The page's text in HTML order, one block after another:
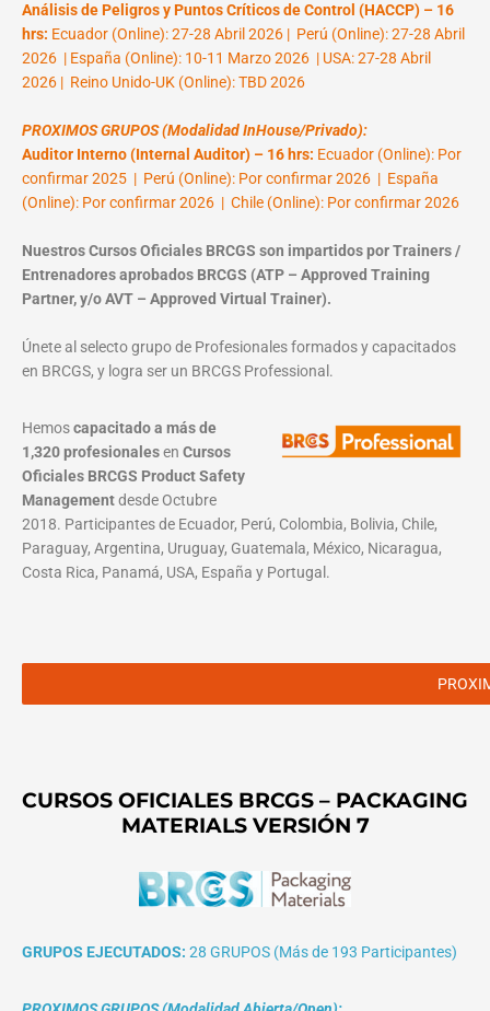
Análisis de Peligros y Puntos Críticos de Control (HACCP) – 16
hrs: Ecuador (Online): 27-28 Abril 2026 | Perú (Online): 27-28 Abril
2026 | España (Online): 10-11 Marzo 2026 | USA: 27-28 Abril
2026 | Reino Unido-UK (Online): TBD 2026
PROXIMOS GRUPOS (Modalidad InHouse/Privado):
Auditor Interno (Internal Auditor) – 16 hrs: Ecuador (Online): Por
confirmar 2025 | Perú (Online): Por confirmar 2026 | España
(Online): Por confirmar 2026 | Chile (Online): Por confirmar 2026
Nuestros Cursos Oficiales BRCGS son impartidos por Trainers /
Entrenadores aprobados BRCGS (ATP – Approved Training
Partner, y/o AVT – Approved Virtual Trainer).
Únete al selecto grupo de Profesionales formados y capacitados
en BRCGS, y logra ser un BRCGS Professional.
Hemoscapacitado a más de
1,320 profesionalesen Cursos
Oficiales BRCGS Product Safety
Managementdesde Octubre
2018. Participantes de Ecuador, Perú, Colombia, Bolivia, Chile,
Paraguay, Argentina, Uruguay, Guatemala, México, Nicaragua,
Costa Rica, Panamá, USA, España y Portugal.
CURSOS OFICIALES BRCGS – PACKAGING
MATERIALS VERSIÓN 7
GRUPOS EJECUTADOS: 28 GRUPOS (Más de 193 Participantes)